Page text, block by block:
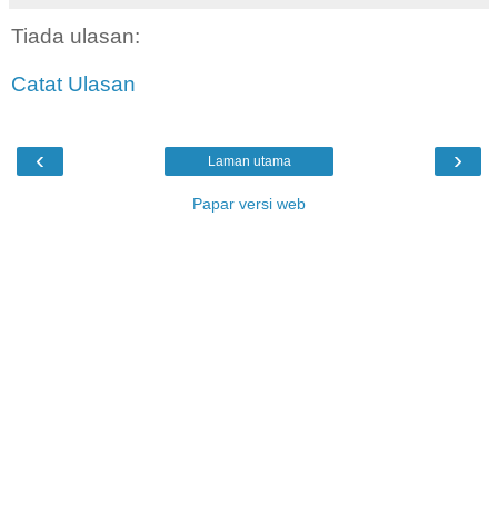
Tiada ulasan:
Catat Ulasan
‹ ›
Laman utama
Papar versi web